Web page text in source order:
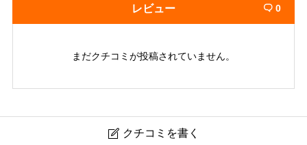
レビュー  0
まだクチコミが投稿されていません。
 クチコミを書く